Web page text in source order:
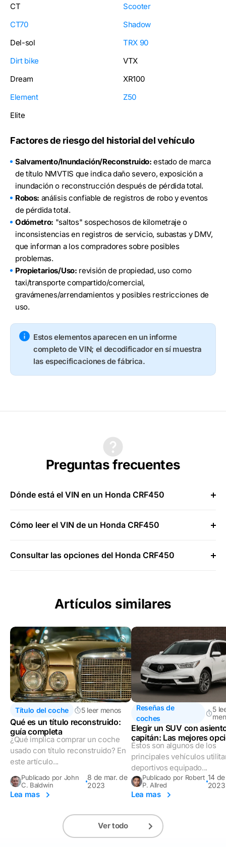
CT
CT70
Del-sol
Dirt bike
Dream
Element
Elite
Scooter
Shadow
TRX 90
VTX
XR100
Z50
Factores de riesgo del historial del vehículo
Salvamento/Inundación/Reconstruido: estado de marca
de título NMVTIS que indica daño severo, exposición a
inundación o reconstrucción después de pérdida total.
Robos: análisis confiable de registros de robo y eventos
de pérdida total.
Odómetro: "saltos" sospechosos de kilometraje o
inconsistencias en registros de servicio, subastas y DMV,
que informan a los compradores sobre posibles
problemas.
Propietarios/Uso: revisión de propiedad, uso como
taxi/transporte compartido/comercial,
gravámenes/arrendamientos y posibles restricciones de
uso.
Estos elementos aparecen en un informe
completo de VIN; el decodificador en sí muestra
las especificaciones de fábrica.
Preguntas frecuentes
Dónde está el VIN en un Honda CRF450
Cómo leer el VIN de un Honda CRF450
Consultar las opciones del Honda CRF450
Artículos similares
Título del coche 5 leer menos
Qué es un título reconstruido:
guía completa
¿Qué implica comprar un coche
usado con título reconstruido? En
este artículo...
Publicado por John
C. Baldwin
8 de mar. de
2023
Lea mas
Reseñas de
coches
5
Elegir un SUV con
capitán: Las mejores
en 2023
Éstos son algunos de los
principales vehículos
deportivos equipado...
Publicado por Robert
P. Allred
14
2023
Lea mas
Ver todo